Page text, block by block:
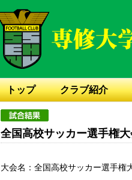
トップ クラブ紹介
全国高校サッカー選手権
大会名：全国高校サッカー選手権